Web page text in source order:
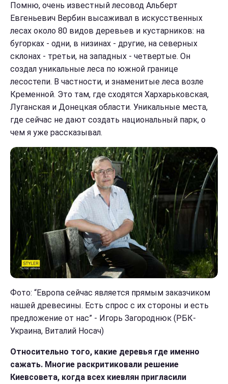
Помню, очень известный лесовод Альберт
Евгеньевич Вербин высаживал в искусственных
лесах около 80 видов деревьев и кустарников: на
бугорках - одни, в низинах - другие, на северных
склонах - третьи, на западных - четвертые. Он
создал уникальные леса по южной границе
лесостепи. В частности, и знаменитые леса возле
Кременной. Это там, где сходятся Хархарьковская,
Луганская и Донецкая области. Уникальные места,
где сейчас не дают создать национальный парк, о
чем я уже рассказывал.
Фото: “Европа сейчас является прямым заказчиком
нашей древесины. Есть спрос с их стороны и есть
предложение от нас” - Игорь Загороднюк (РБК-
Украина, Виталий Носач)
Относительно того, какие деревья где именно
сажать. Многие раскритиковали решение
Киевсовета, когда всех киевлян пригласили